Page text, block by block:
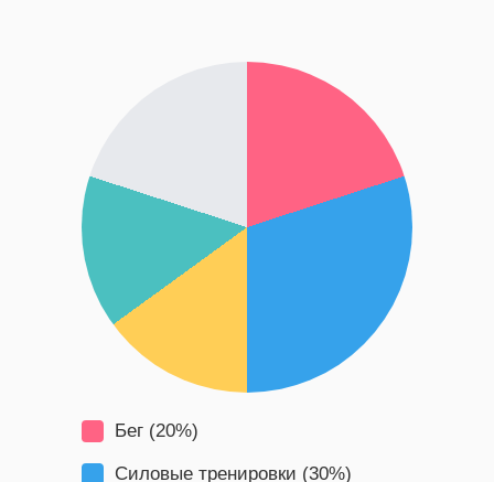
Бег (20%)
Силовые тренировки (30%)